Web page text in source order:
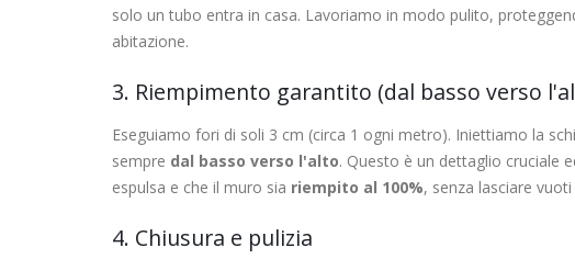
solo un tubo entra in casa. Lavoriamo in modo pulito,
abitazione.
3. Riempimento garantito (dal basso verso
Eseguiamo fori di soli 3 cm (circa 1 ogni metro). Iniettiamo la
sempre dal basso verso l'alto. Questo è un dettaglio cruciale
espulsa e che il muro sia riempito al 100%, senza lasciare
4. Chiusura e pulizia